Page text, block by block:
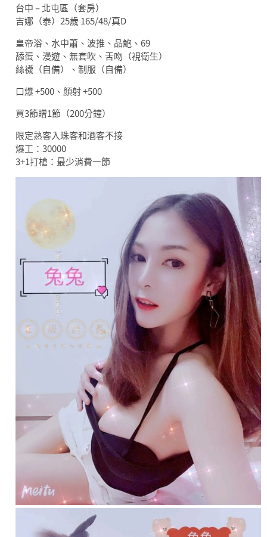
台中 – 北屯區（套房）
吉娜（泰）25歲 165/48/真D
皇帝浴、水中蕭、波推、品鮑、69
舔蛋、漫遊、無套吹、舌吻（視衛生）
絲襪（自備）、制服（自備）
口爆 +500、顏射 +500
買3節贈1節（200分鐘）
限定熟客入珠客和酒客不接
爆工：30000
3+1打槍：最少消費一節